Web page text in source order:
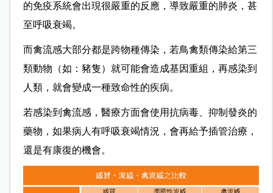
的免疫系統會出現很嚴重的反應，導致嚴重的肺炎，甚
至呼吸衰竭。
而禽流感大部分都是跨物種傳染，若鳥禽類傳染給第三
類動物（如：豬隻）就可能會造成基因重組，再感染到
人類，就會變成一種致命性的疾病。
若感染到禽流感，醫療方面會使用抗病毒、抑制發炎的
藥物，如果病人有呼吸衰竭情況，會再給予插管治療，
還是有康復的機會。